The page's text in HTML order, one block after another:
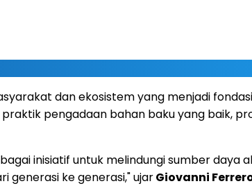
dan ekosistem yang menjadi
pengadaan bahan baku yang baik,
inisiatif untuk melindungi sumber daya
generasi ke generasi," ujarGiovanni